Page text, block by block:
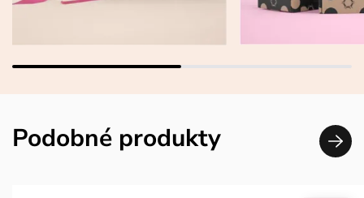
Podobné produkty